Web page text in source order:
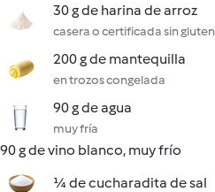
30 g de harina de arroz
casera o certificada sin gluten
200 g de mantequilla
en trozos congelada
90 g de agua
muy fría
90 g de vino blanco, muy frío
¼ de cucharadita de sal